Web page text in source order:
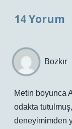
14 Yorum
Bozkır
Metin boyunca
odakta
deneyimimden